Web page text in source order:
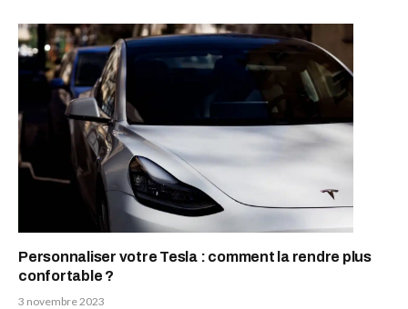
Personnaliser votre Tesla : comment la rendre plus
confortable ?
3 novembre 2023